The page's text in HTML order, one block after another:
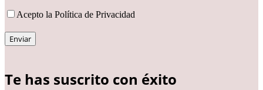
Acepto la Política de Privacidad
Te has suscrito con éxito